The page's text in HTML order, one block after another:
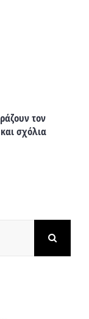
τον
σχόλια